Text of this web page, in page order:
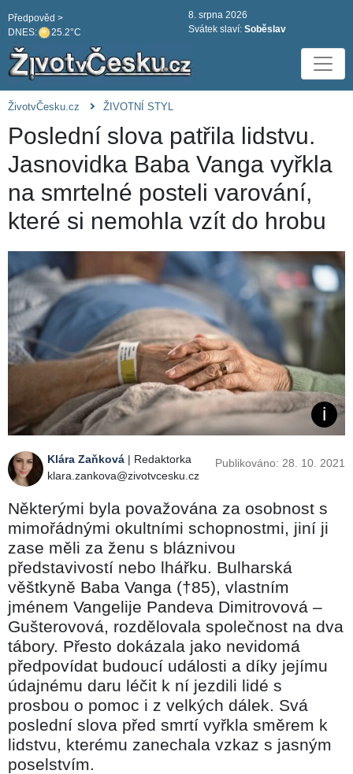
DNES: 25.2°C
Předpověd >
8. srpna 2026
Svátek slaví: Soběslav
ŽivotvČesku.cz ŽIVOTNÍ STYL
Poslední slova patřila lidstvu.
Jasnovidka Baba Vanga vyřkla
na smrtelné posteli varování,
které si nemohla vzít do hrobu
Klára Zaňková | Redaktorka
klara.zankova@zivotvcesku.cz
Publikováno: 28. 10. 2021
Některými byla považována za osobnost s
mimořádnými okultními schopnostmi, jiní ji
zase měli za ženu s bláznivou
představivostí nebo lhářku. Bulharská
věštkyně Baba Vanga (†85), vlastním
jménem Vangelije Pandeva Dimitrovová –
Gušterovová, rozdělovala společnost na dva
tábory. Přesto dokázala jako nevidomá
předpovídat budoucí události a díky jejímu
údajnému daru léčit k ní jezdili lidé s
prosbou o pomoc i z velkých dálek. Svá
poslední slova před smrtí vyřkla směrem k
lidstvu, kterému zanechala vzkaz s jasným
poselstvím.